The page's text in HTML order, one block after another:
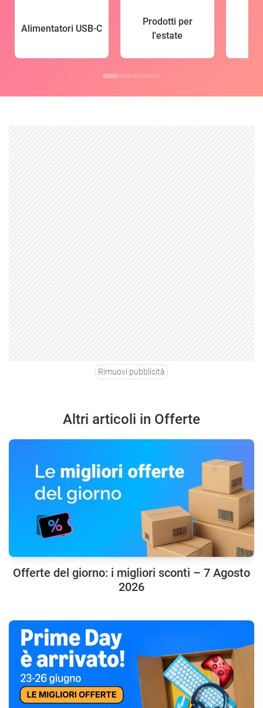
Alimentatori USB-C
Prodotti per
l'estate
Rimuovi pubblicità
Altri articoli in Offerte
Offerte del giorno: i migliori sconti – 7 Agosto
2026